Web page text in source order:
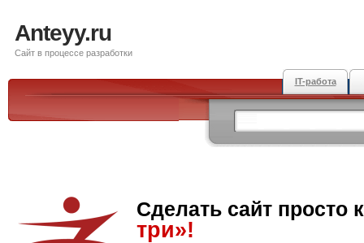
Anteyy.ru
Сайт в процессе разработки
IT-работа
Сделать сайт просто
три»!